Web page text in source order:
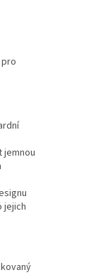
jejich